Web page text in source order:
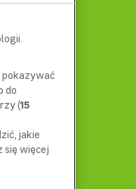
pokazywać
do
(15
jakie
się więcej